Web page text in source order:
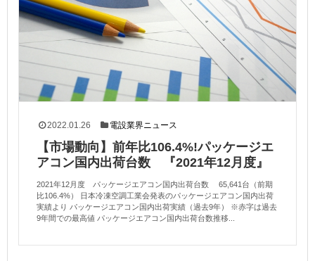
2022.01.26 電設業界ニュース
【市場動向】前年比106.4%!パッケージエ
アコン国内出荷台数 『2021年12月度』
2021年12月度 パッケージエアコン国内出荷台数 65,641台（前期
比106.4%） 日本冷凍空調工業会発表のパッケージエアコン国内出荷
実績より パッケージエアコン国内出荷実績（過去9年） ※赤字は過去
9年間での最高値 パッケージエアコン国内出荷台数推移...